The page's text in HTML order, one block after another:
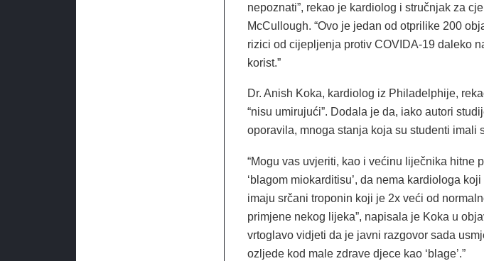
nepoznati”, rekao je kardiolog i stručnjak za
McCullough. “Ovo je jedan od otprilike 200
rizici od cijepljenja protiv COVIDA-19 daleko
korist.”
Dr. Anish Koka, kardiolog iz Philadelphije,
“nisu umirujući”. Dodala je da, iako autori
oporavila, mnoga stanja koja su studenti imali
“Mogu vas uvjeriti, kao i većinu liječnika hitne
‘blagom miokarditisu’, da nema kardiologa
imaju srčani troponin koji je 2x veći od
primjene nekog lijeka”, napisala je Koka u
vrtoglavo vidjeti da je javni razgovor sada
ozljede kod male zdrave djece kao ‘blage’.”